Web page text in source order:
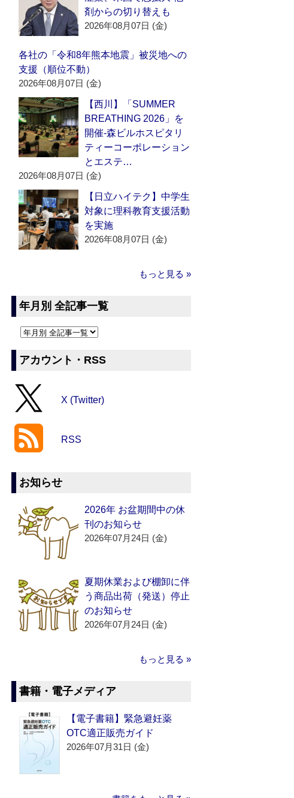
剤からの切り替えも
2026年08月07日 (金)
各社の「令和8年熊本地震」被災地への
支援（順位不動）
2026年08月07日 (金)
【西川】「SUMMER
BREATHING 2026」を
開催‐森ビルホスピタリ
ティーコーポレーション
とエステ…
2026年08月07日 (金)
【日立ハイテク】中学生
対象に理科教育支援活動
を実施
2026年08月07日 (金)
もっと見る »
年月別 全記事一覧
アカウント・RSS
X (Twitter)
RSS
お知らせ
2026年 お盆期間中の休
刊のお知らせ
2026年07月24日 (金)
夏期休業および棚卸に伴
う商品出荷（発送）停止
のお知らせ
2026年07月24日 (金)
もっと見る »
書籍・電子メディア
【電子書籍】緊急避妊薬
OTC適正販売ガイド
2026年07月31日 (金)